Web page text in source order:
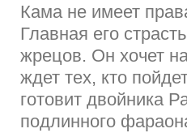
Кама не имеет
Главная его
жрецов. Он хочет
ждет тех, кто
готовит двойника
подлинного